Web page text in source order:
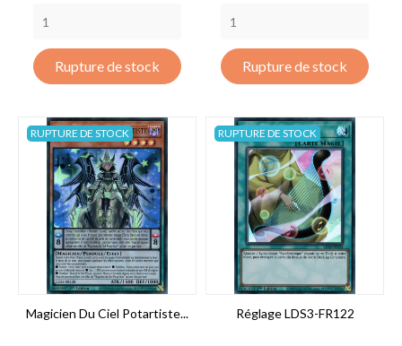
Rupture de stock Rupture de stock
Magicien Du Ciel Potartiste...
RUPTURE DE STOCK
Réglage LDS3-FR122
RUPTURE DE STOCK